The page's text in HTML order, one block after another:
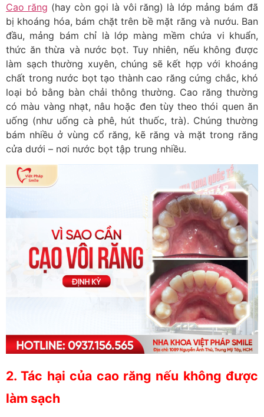
Cao răng (hay còn gọi là vôi răng) là lớp mảng bám đã
bị khoáng hóa, bám chặt trên bề mặt răng và nướu. Ban
đầu, mảng bám chỉ là lớp màng mềm chứa vi khuẩn,
thức ăn thừa và nước bọt. Tuy nhiên, nếu không được
làm sạch thường xuyên, chúng sẽ kết hợp với khoáng
chất trong nước bọt tạo thành cao răng cứng chắc, khó
loại bỏ bằng bàn chải thông thường. Cao răng thường
có màu vàng nhạt, nâu hoặc đen tùy theo thói quen ăn
uống (như uống cà phê, hút thuốc, trà). Chúng thường
bám nhiều ở vùng cổ răng, kẽ răng và mặt trong răng
cửa dưới – nơi nước bọt tập trung nhiều.
2. Tác hại của cao răng nếu không được
làm sạch